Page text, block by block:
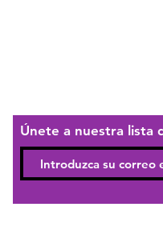
Únete a nuestra lista